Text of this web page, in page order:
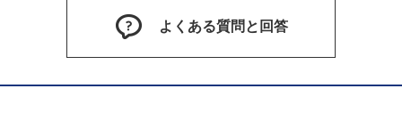
よくある質問と回答